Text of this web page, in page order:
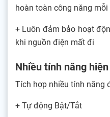
hoàn toàn công năng
+ Luôn đảm bảo hoạt
khi nguồn điện mất đi
Nhiều tính năng
Tích hợp nhiều tính năng
+ Tự động Bật/Tắt